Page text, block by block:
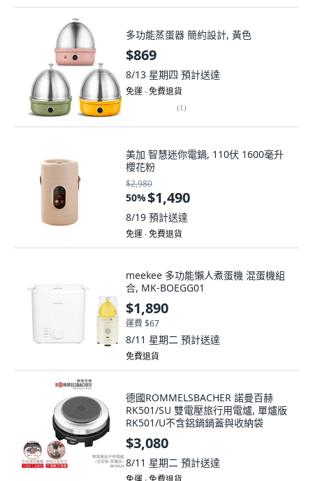
多功能蒸蛋器 簡約設計, 黃色
$869
8/13 星期四 預計送達
免運 ∙ 免費退貨
(1)
美加 智慧迷你電鍋, 110伏 1600毫升
櫻花粉
$2,980
50%$1,490
8/19 預計送達
免運 ∙ 免費退貨
meekee 多功能懶人煮蛋機 混蛋機組
合, MK-BOEGG01
$1,890
運費 $67
8/11 星期二 預計送達
免費退貨
德國ROMMELSBACHER 諾曼百赫
RK501/SU 雙電壓旅行用電爐, 單爐版
RK501/U不含鋁鍋鍋蓋與收納袋
$3,080
8/11 星期二 預計送達